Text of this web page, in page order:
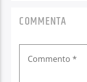
COMMENTA